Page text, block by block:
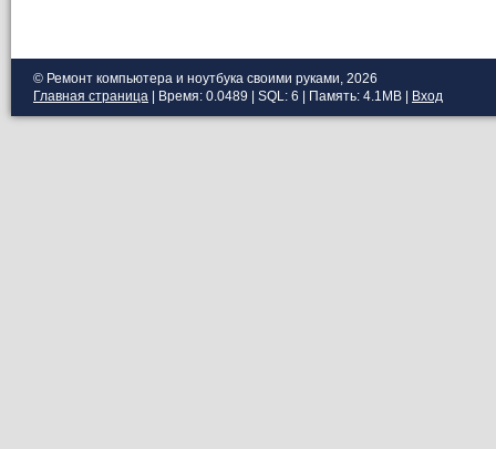
© Ремонт компьютера и ноутбука своими руками, 2026
Главная страница | Время: 0.0489 | SQL: 6 | Память: 4.1MB Вход